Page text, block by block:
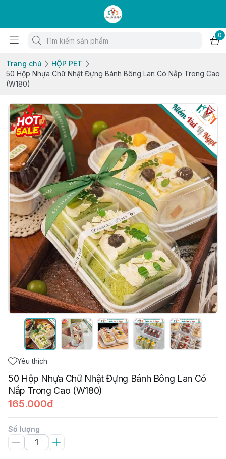
0
Trang chủ
HỘP PET
50 Hộp Nhựa Chữ Nhật Đựng Bánh Bông Lan Có Nắp Trong Cao
(W180)
Yêu thích
50 Hộp Nhựa Chữ Nhật Đựng Bánh Bông Lan Có
Nắp Trong Cao (W180)
165.000đ
Số lượng